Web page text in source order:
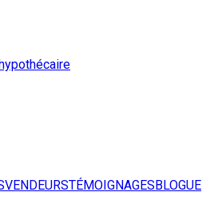
VENDEURSTÉMOIGNAGESBLOGUE